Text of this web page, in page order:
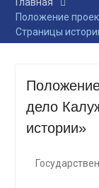
Главная
Положение
Страницы
дело
истории»